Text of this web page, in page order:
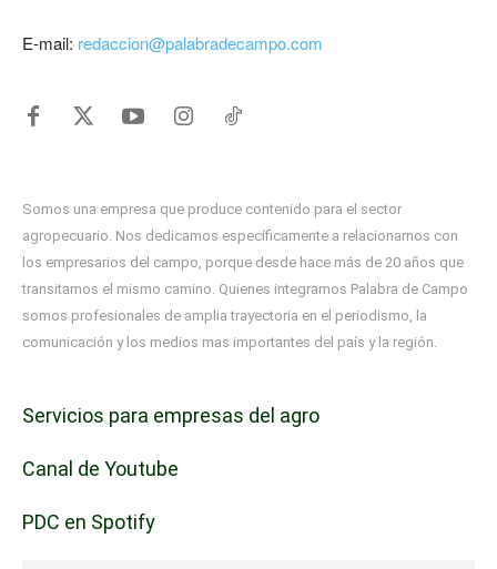
E-mail: redaccion@palabradecampo.com
Somos una empresa que produce contenido para el sector
agropecuario. Nos dedicamos específicamente a relacionarnos con
los empresarios del campo, porque desde hace más de 20 años que
transitamos el mismo camino. Quienes integramos Palabra de Campo
somos profesionales de amplia trayectoria en el periodismo, la
comunicación y los medios mas importantes del país y la región.
Servicios para empresas del agro
Canal de Youtube
PDC en Spotify